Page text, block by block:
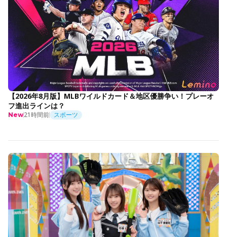
【2026年8月版】MLBワイルドカード＆地区優勝争い！プレーオ
フ進出ラインは？
New21時間前 スポーツ